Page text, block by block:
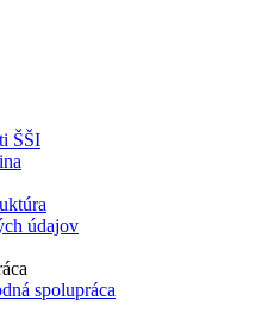
ŠŠI
údajov
spolupráca